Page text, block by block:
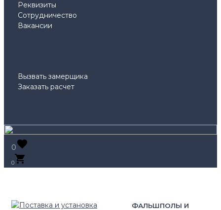
Реквизиты
Сотрудничество
Вакансии
Вызвать замерщика
Заказать расчет
0
0
ФАЛЬШПОЛЫ И